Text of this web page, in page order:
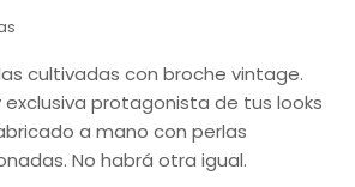
cultivadas con broche vintage.
exclusiva protagonista de tus looks
a mano con perlas
No habrá otra igual.